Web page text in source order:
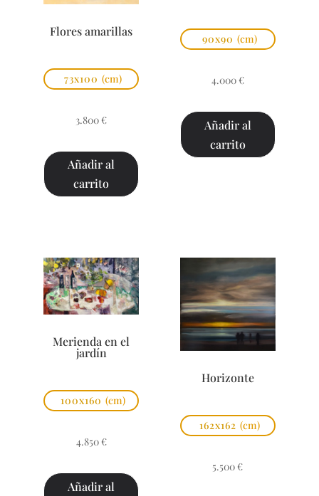
Flores amarillas
73x100 (cm)
3.800 €
Añadir al
carrito
90x90 (cm)
4.000 €
Añadir al
carrito
Merienda en el
jardín
100x160 (cm)
4.850 €
Añadir al
Horizonte
162x162 (cm)
5.500 €